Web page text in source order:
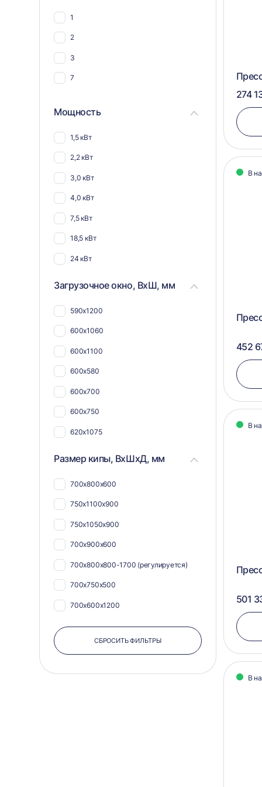
1
2
3
7
Мощность
1,5 кВт
2,2 кВт
3,0 кВт
4,0 кВт
7,5 кВт
18,5 кВт
24 кВт
Загрузочное окно, ВхШ, мм
590х1200
600х1060
600х1100
600х580
600х700
600х750
620х1075
500х840
500х900
Размер кипы, ВхШхД, мм
700х800х600
750х1100х900
750х1050х900
700х900х600
700х800х800-1700 (регулируется)
700х750х500
700х600х1200
700х1100х900
700х1050х800
СБРОСИТЬ ФИЛЬТРЫ
274
В
452
В
501
В